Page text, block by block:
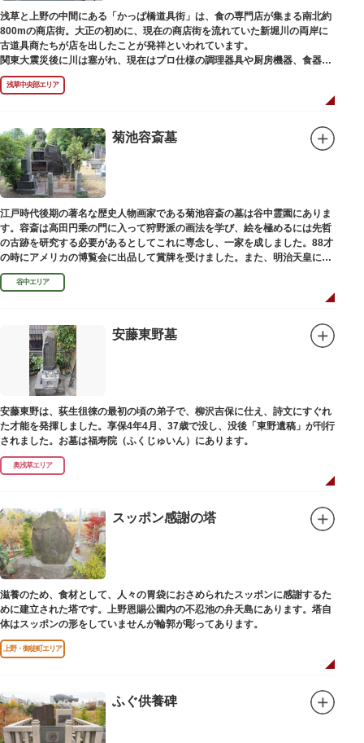
浅草と上野の中間にある「かっぱ橋道具街」は、食の専門店が集まる南北約
800mの商店街。大正の初めに、現在の商店街を流れていた新堀川の両岸に
古道具商たちが店を出したことが発祥といわれています。
関東大震災後に川は塞がれ、現在はプロ仕様の調理器具や厨房機器、食器、
包材、調理衣装など「食」にまつわる約170軒の専門店が集まる個性的な専
門商店街として賑わいを見せています。もちろん、ほとんどのお店が小売に
も対応。家庭の調理用具を購入したい人や観光客にもおすすめです。食品サ
毎年、道具の日である10月9日前後に開催される「かっぱ橋道具まつり」で
は、各店舗がおすすめ商品や掘り出しものを販売。また、年ごとに異なる
様々な催しものも行われます。
浅草中央部エリア
菊池容斎墓
江戸時代後期の著名な歴史人物画家である菊池容斎の墓は谷中霊園にありま
す。容斎は高田円乗の門に入って狩野派の画法を学び、絵を極めるには先哲
の古跡を研究する必要があるとしてこれに専念し、一家を成しました。88才
の時にアメリカの博覧会に出品して賞牌を受けました。また、明治天皇に
「日本画史」の称を賜りました。
谷中エリア
安藤東野墓
安藤東野は、荻生徂徠の最初の頃の弟子で、柳沢吉保に仕え、詩文にすぐれ
た才能を発揮しました。享保4年4月、37歳で没し、没後「東野遺稿」が刊行
されました。お墓は福寿院（ふくじゅいん）にあります。
奥浅草エリア
スッポン感謝の塔
滋養のため、食材として、人々の胃袋におさめられたスッポンに感謝するた
めに建立された塔です。上野恩賜公園内の不忍池の弁天島にあります。塔自
体はスッポンの形をしていませんが輪郭が彫ってあります。
上野・御徒町エリア
ふぐ供養碑